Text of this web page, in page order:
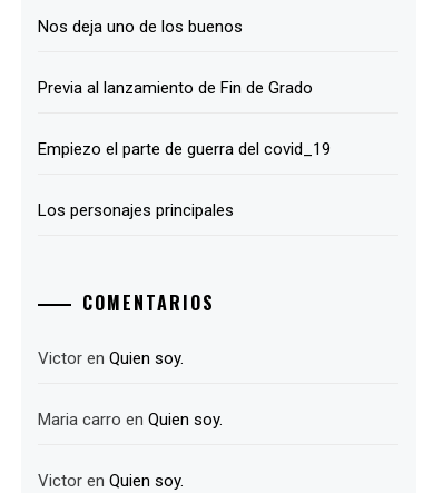
Nos deja uno de los buenos
Previa al lanzamiento de Fin de Grado
Empiezo el parte de guerra del covid_19
Los personajes principales
COMENTARIOS
Victor enQuien soy.
Maria carro enQuien soy.
Victor enQuien soy.